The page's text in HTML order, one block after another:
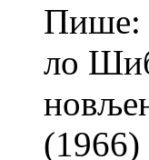
Пише:
ло
(1966)